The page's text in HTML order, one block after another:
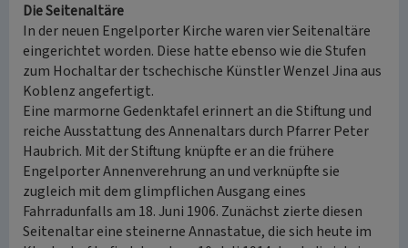
Die Seitenaltäre
In der neuen Engelporter Kirche waren vier Seitenaltäre
eingerichtet worden. Diese hatte ebenso wie die Stufen
zum Hochaltar der tschechische Künstler Wenzel Jina aus
Koblenz angefertigt.
Eine marmorne Gedenktafel erinnert an die Stiftung und
reiche Ausstattung des Annenaltars durch Pfarrer Peter
Haubrich. Mit der Stiftung knüpfte er an die frühere
Engelporter Annenverehrung an und verknüpfte sie
zugleich mit dem glimpflichen Ausgang eines
Fahrradunfalls am 18. Juni 1906. Zunächst zierte diesen
Seitenaltar eine steinerne Annastatue, die sich heute im